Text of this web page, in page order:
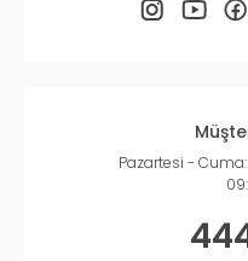
Pazartesi -